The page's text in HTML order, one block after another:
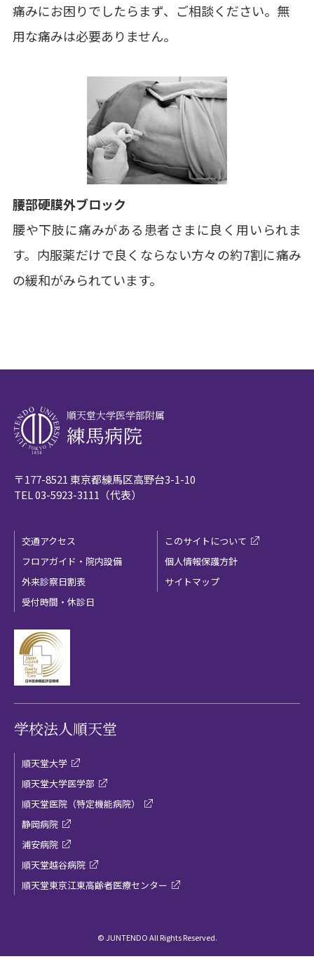
痛みにお困りでしたらまず、ご相談ください。無
用な痛みは必要ありません。
腰部硬膜外ブロック
腰や下肢に痛みがある患者さまに良く用いられま
す。内服薬だけで良くならない方々の約7割に痛み
の緩和がみられています。
順天堂大学医学部附属
練馬病院
〒177-8521 東京都練馬区高野台3-1-10
TEL03-5923-3111 （代表）
交通アクセス
フロアガイド・院内設備
外来診察日割表
受付時間・休診日
このサイトについて
個人情報保護方針
サイトマップ
学校法人順天堂
順天堂大学
順天堂大学医学部
順天堂医院（特定機能病院）
静岡病院
浦安病院
順天堂越谷病院
順天堂東京江東高齢者医療センター
© JUNTENDO All Rights Reserved.